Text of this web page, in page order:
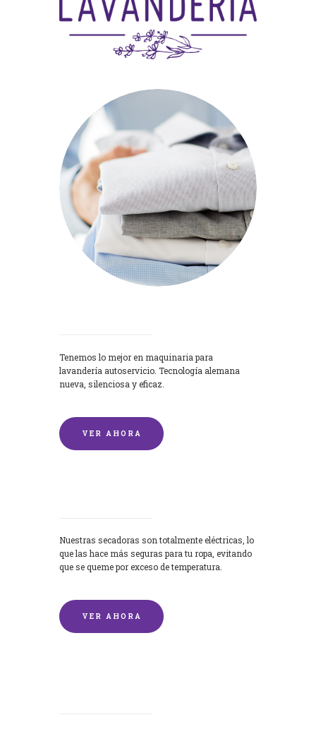
Tenemos lo mejor en maquinaria para
lavandería autoservicio. Tecnología alemana
nueva, silenciosa y eficaz.
VER AHORA
Nuestras secadoras son totalmente eléctricas, lo
que las hace más seguras para tu ropa, evitando
que se queme por exceso de temperatura.
VER AHORA